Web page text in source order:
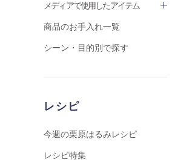
メディアで使用したアイテム
商品のお手入れ一覧
シーン・目的別で探す
レシピ
今週の栗原はるみレシピ
レシピ特集